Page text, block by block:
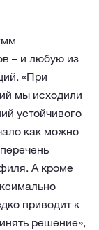
– и любую из
«При
мы исходили
устойчивого
как можно
А кроме
приводит к
решение»,